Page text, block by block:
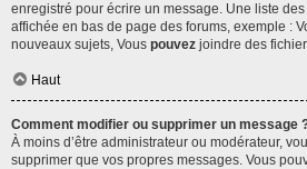
enregistré pour écrire un message. Une liste
affichée en bas de page des forums, exemple :
nouveaux sujets, Vous pouvez joindre des
Haut
Comment modifier ou supprimer un message
À moins d’être administrateur ou modérateur,
supprimer que vos propres messages. Vous